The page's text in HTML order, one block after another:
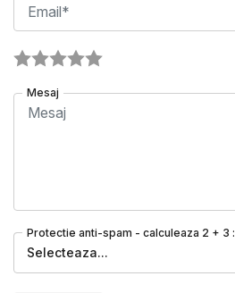
Mesaj
Protectie anti-spam - calculeaza 2 + 3 :
Selecteaza...